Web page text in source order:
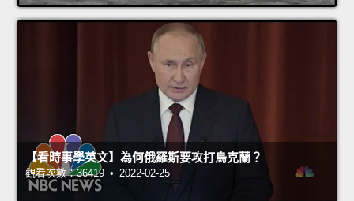
【看時事學英文】為何俄羅斯要攻打烏克蘭？
觀看次數：36419 • 2022-02-25